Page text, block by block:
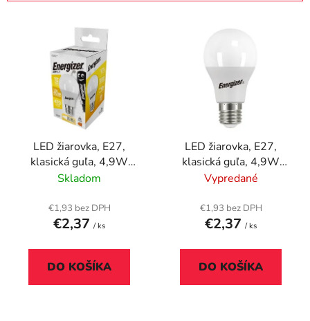
LED žiarovka, E27,
klasická guľa, 4,9W
(40W), 470lm, 3000K,
Skladom
€1,93 bez DPH
€2,37 / ks
DO KOŠÍKA
LED žiarovka, E27,
klasická guľa, 4,9W
(40W), 470lm, 4000K,
Vypredané
€1,93 bez DPH
€2,37 / ks
DO KOŠÍKA